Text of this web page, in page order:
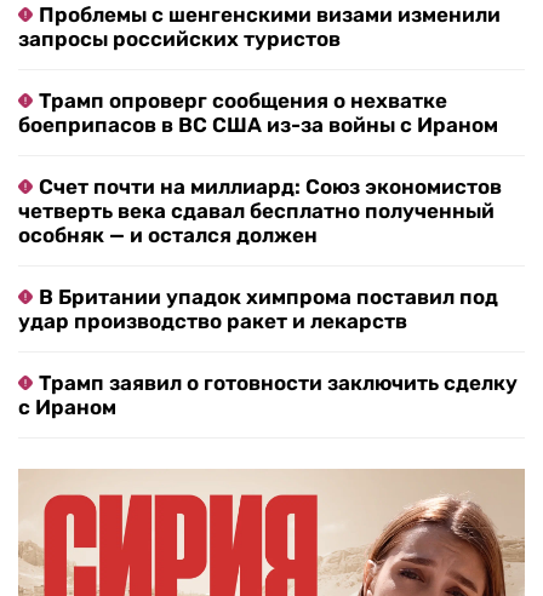
Проблемы с шенгенскими визами изменили
запросы российских туристов
Трамп опроверг сообщения о нехватке
боеприпасов в ВС США из-за войны с Ираном
Счет почти на миллиард: Союз экономистов
четверть века сдавал бесплатно полученный
особняк — и остался должен
В Британии упадок химпрома поставил под
удар производство ракет и лекарств
Трамп заявил о готовности заключить сделку
с Ираном